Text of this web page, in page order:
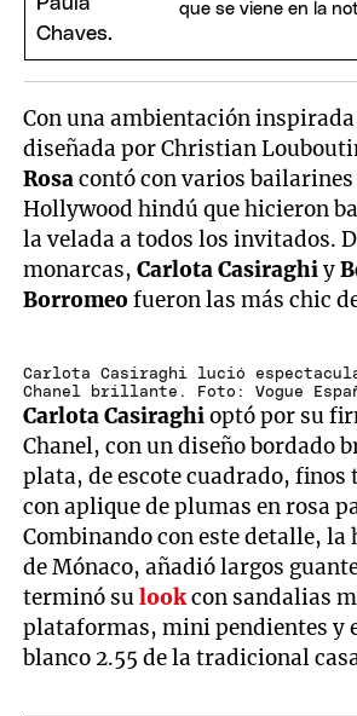
que se viene en la
Con una ambientación
diseñada por Christian
Rosacontó con varios
Hollywood hindú que hicieron
la velada a todos los invitados.
monarcas,CarlotaCasiraghiy
Borromeofueron las más chic
Carlota Casiraghi lució
Chanel brillante. Foto: Vogue
CarlotaCasiraghioptó por su
Chanel, con un diseño bordado
plata, de escote cuadrado, finos
con aplique de plumas en rosa
Combinando con este detalle, la
de Mónaco, añadió largos
terminó sulookcon sandalias
plataformas, mini pendientes y
blanco 2.55 de la tradicional